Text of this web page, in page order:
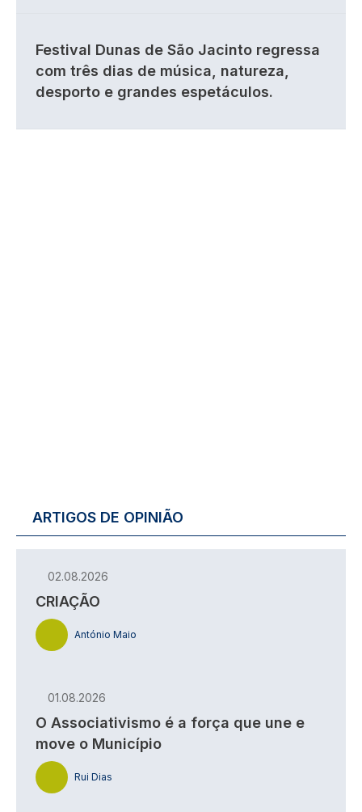
Festival Dunas de São Jacinto regressa
com três dias de música, natureza,
desporto e grandes espetáculos.
ARTIGOS DE OPINIÃO
02.08.2026
CRIAÇÃO
António Maio
01.08.2026
O Associativismo é a força que une e
move o Município
Rui Dias